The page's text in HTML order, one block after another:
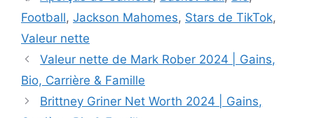
Football, Jackson Mahomes, Stars de TikTok,
Valeur nette
Valeur nette de Mark Rober 2024 | Gains,
Bio, Carrière & Famille
Brittney Griner Net Worth 2024 | Gains,